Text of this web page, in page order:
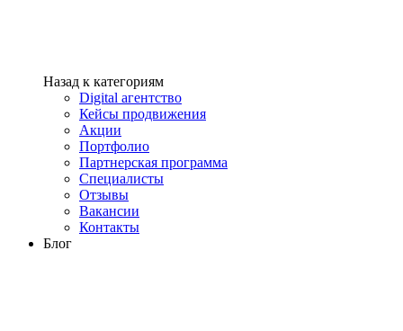
Назад к категориям
Digital агентство
Кейсы продвижения
Акции
Портфолио
Партнерская программа
Специалисты
Отзывы
Вакансии
Контакты
Блог